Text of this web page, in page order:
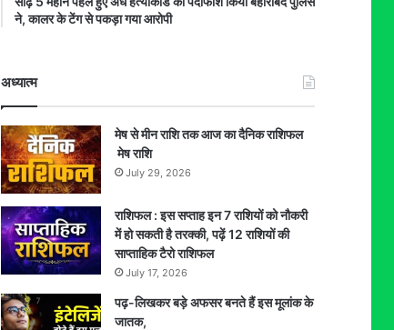
ने, कालर के टेंग से पकड़ा गया आरोपी
अध्यात्म
मेष से मीन राशि तक आज का दैनिक राशिफल
मेष राशि
July 29, 2026
राशिफल : इस सप्ताह इन 7 राशियों को नौकरी
में हो सकती है तरक्की, पढ़ें 12 राशियों की
साप्ताहिक टैरो राशिफल
July 17, 2026
पढ़-लिखकर बड़े अफसर बनते हैं इस मूलांक के
जातक,